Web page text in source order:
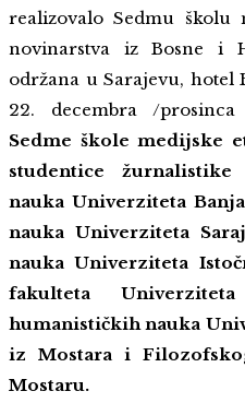
realizovalo Sedmu školu
novinarstva iz Bosne i
održana u Sarajevu, hotel
22. decembra /prosinca
Sedme škole medijske
studentice
nauka Univerziteta
nauka Univerziteta
nauka Univerziteta
fakulteta
humanističkih nauka
iz Mostara i
Mostaru.